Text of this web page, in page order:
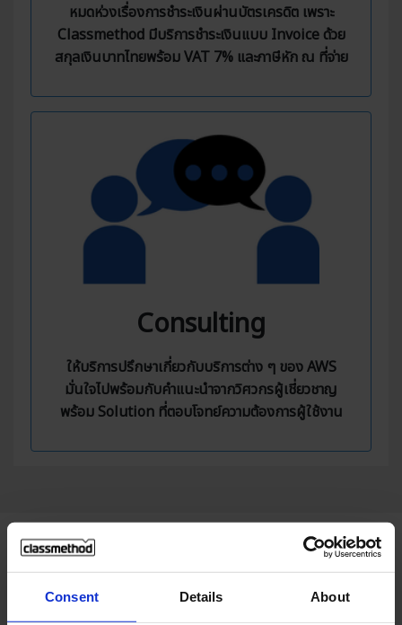
Consent Details About
หมดห่วงเรื่องการชำระเงินผ่านบัตรเครดิต เพราะ
Classmethod มีบริการชำระเงินแบบ Invoice ด้วย
สกุลเงินบาทไทยพร้อม VAT 7% และภาษีหัก ณ ที่จ่าย
Consulting
ให้บริการปรึกษาเกี่ยวกับบริการต่าง ๆ ของ AWS
มั่นใจไปพร้อมกับคำแนะนำจากวิศวกรผู้เชี่ยวชาญ
พร้อม Solution ที่ตอบโจทย์ความต้องการผู้ใช้งาน
Use Cases